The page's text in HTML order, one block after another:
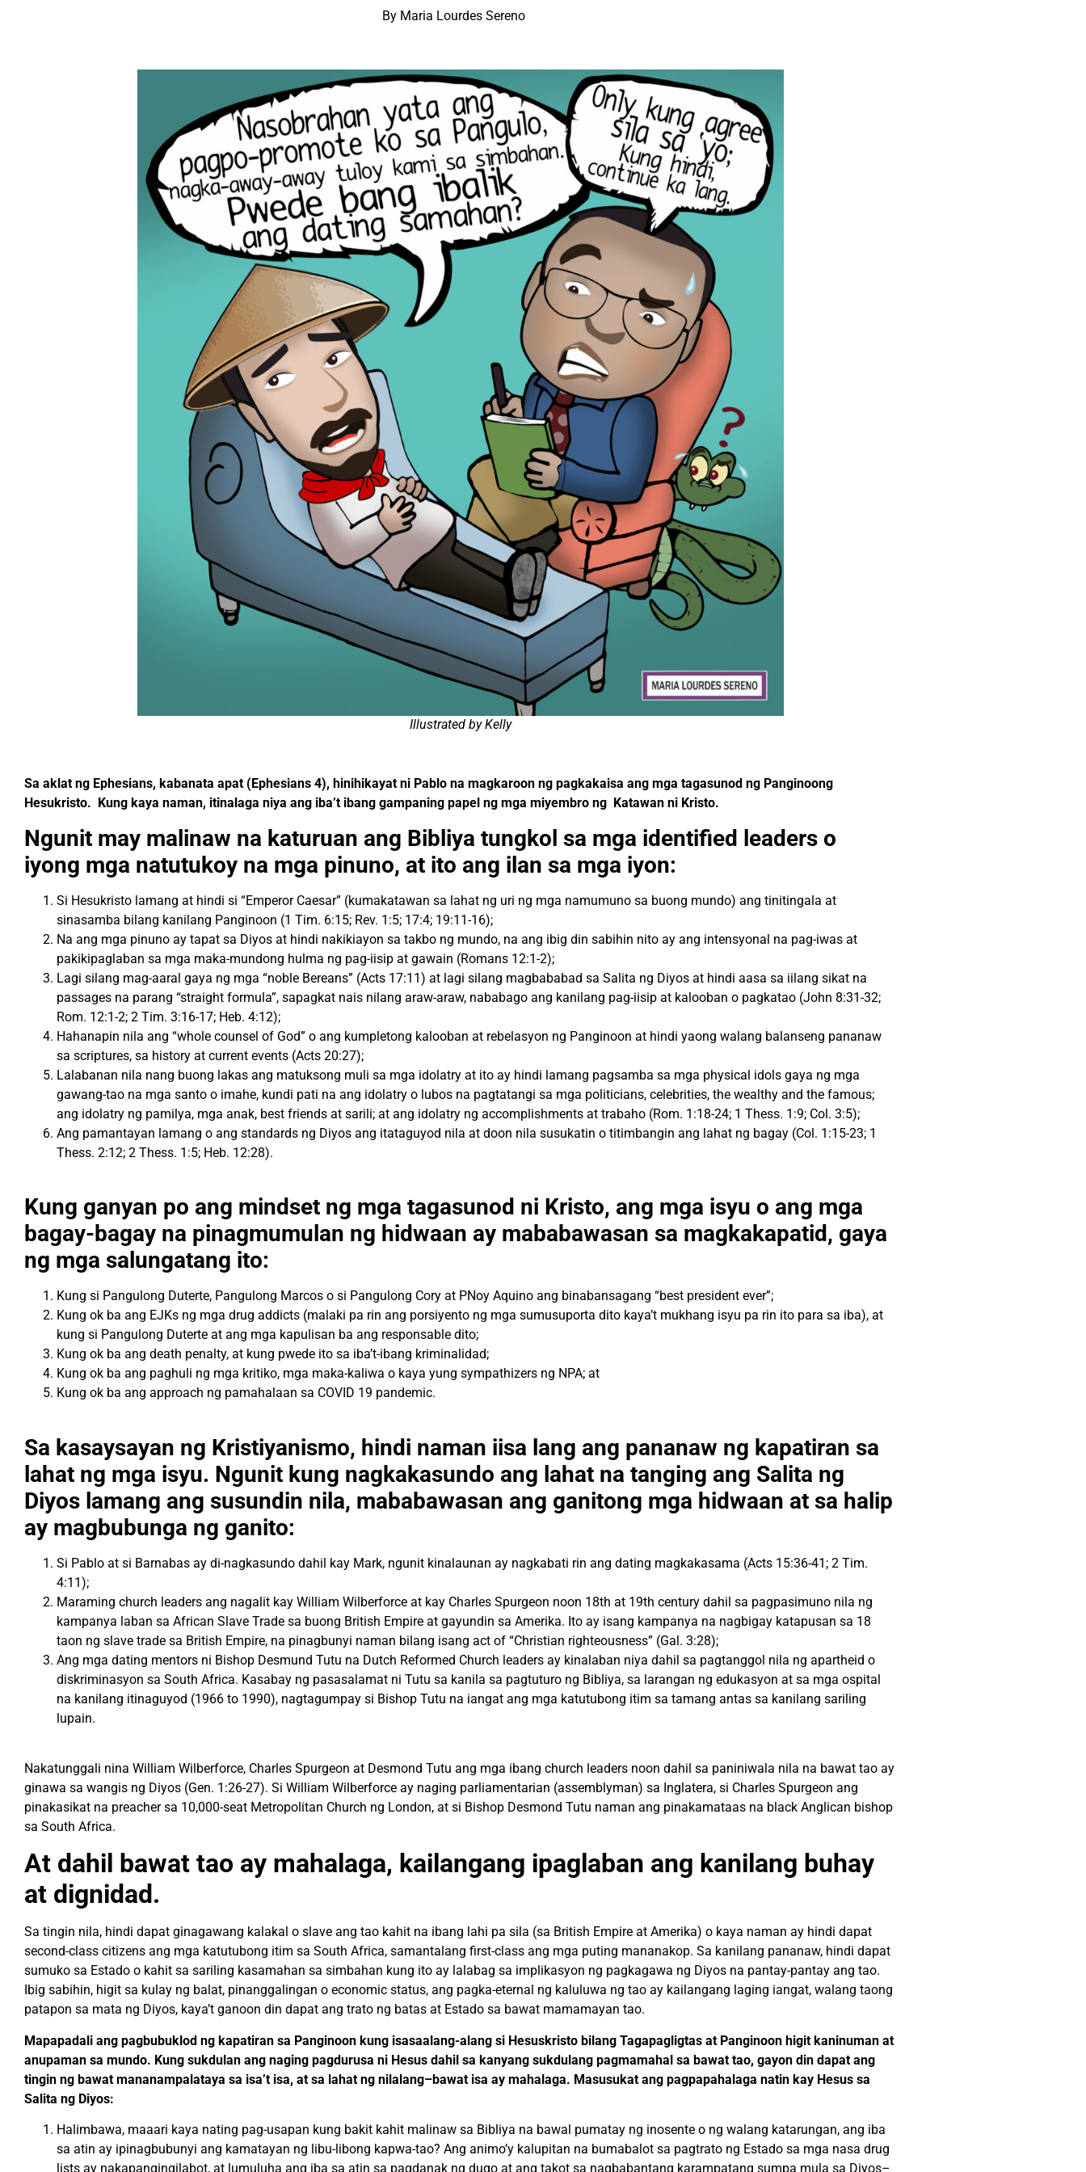
By Maria Lourdes Sereno
Illustrated by Kelly
Sa aklat ng Ephesians, kabanata apat (Ephesians 4), hinihikayat ni Pablo na magkaroon ng pagkakaisa ang mga tagasunod ng Panginoong
Hesukristo.
Kung kaya naman, itinalaga niya ang iba’t ibang gampaning papel ng mga miyembro ng Katawan ni Kristo.
Ngunit may malinaw na katuruan ang Bibliya tungkol sa mga identified leaders o
iyong mga natutukoy na mga pinuno, at ito ang ilan sa mga iyon:
Si Hesukristo lamang at hindi si “Emperor Caesar” (kumakatawan sa lahat ng uri ng mga namumuno sa buong mundo) ang tinitingala at
sinasamba bilang kanilang Panginoon (1 Tim. 6:15; Rev. 1:5; 17:4; 19:11-16);
Na ang mga pinuno ay tapat sa Diyos at hindi nakikiayon sa takbo ng mundo, na ang ibig din sabihin nito ay ang intensyonal na pag-iwas at
pakikipaglaban sa mga maka-mundong hulma ng pag-iisip at gawain (Romans 12:1-2);
Lagi silang mag-aaral gaya ng mga “noble Bereans” (Acts 17:11) at lagi silang magbababad sa Salita ng Diyos at hindi aasa sa iilang sikat na
passages na parang “straight formula”, sapagkat nais nilang araw-araw, nababago ang kanilang pag-iisip at kalooban o pagkatao (John 8:31-32;
Rom. 12:1-2; 2 Tim. 3:16-17; Heb. 4:12);
Hahanapin nila ang “whole counsel of God” o ang kumpletong kalooban at rebelasyon ng Panginoon at hindi yaong walang balanseng pananaw
sa scriptures, sa history at current events (Acts 20:27);
Lalabanan nila nang buong lakas ang matuksong muli sa mga idolatry at ito ay hindi lamang pagsamba sa mga physical idols gaya ng mga
gawang-tao na mga santo o imahe, kundi pati na ang idolatry o lubos na pagtatangi sa mga politicians, celebrities, the wealthy and the famous;
ang idolatry ng pamilya, mga anak, best friends at sarili; at ang idolatry ng accomplishments at trabaho (Rom. 1:18-24; 1 Thess. 1:9; Col. 3:5);
Ang pamantayan lamang o ang standards ng Diyos ang itataguyod nila at doon nila susukatin o titimbangin ang lahat ng bagay (Col. 1:15-23; 1
Thess. 2:12; 2 Thess. 1:5; Heb. 12:28).
Kung ganyan po ang mindset ng mga tagasunod ni Kristo, ang mga isyu o ang mga
bagay-bagay na pinagmumulan ng hidwaan ay mababawasan sa magkakapatid, gaya
ng mga salungatang ito:
Kung si Pangulong Duterte, Pangulong Marcos o si Pangulong Cory at PNoy Aquino ang binabansagang “best president ever”;
Kung ok ba ang EJKs ng mga drug addicts (malaki pa rin ang porsiyento ng mga sumusuporta dito kaya’t mukhang isyu pa rin ito para sa iba), at
kung si Pangulong Duterte at ang mga kapulisan ba ang responsable dito;
Kung ok ba ang death penalty, at kung pwede ito sa iba’t-ibang kriminalidad;
Kung ok ba ang paghuli ng mga kritiko, mga maka-kaliwa o kaya yung sympathizers ng NPA; at
Kung ok ba ang approach ng pamahalaan sa COVID 19 pandemic.
Sa kasaysayan ng Kristiyanismo, hindi naman iisa lang ang pananaw ng kapatiran sa
lahat ng mga isyu. Ngunit kung nagkakasundo ang lahat na tanging ang Salita ng
Diyos lamang ang susundin nila, mababawasan ang ganitong mga hidwaan at sa halip
ay magbubunga ng ganito:
Si Pablo at si Barnabas ay di-nagkasundo dahil kay Mark, ngunit kinalaunan ay nagkabati rin ang dating magkakasama (Acts 15:36-41; 2 Tim.
4:11);
Maraming church leaders ang nagalit kay William Wilberforce at kay Charles Spurgeon noon 18th at 19th century dahil sa pagpasimuno nila ng
kampanya laban sa African Slave Trade sa buong British Empire at gayundin sa Amerika. Ito ay isang kampanya na nagbigay katapusan sa 18
taon ng slave trade sa British Empire, na pinagbunyi naman bilang isang act of “Christian righteousness” (Gal. 3:28);
Ang mga dating mentors ni Bishop Desmund Tutu na Dutch Reformed Church leaders ay kinalaban niya dahil sa pagtanggol nila ng apartheid o
diskriminasyon sa South Africa. Kasabay ng pasasalamat ni Tutu sa kanila sa pagtuturo ng Bibliya, sa larangan ng edukasyon at sa mga ospital
na kanilang itinaguyod (1966 to 1990), nagtagumpay si Bishop Tutu na iangat ang mga katutubong itim sa tamang antas sa kanilang sariling
lupain.
Nakatunggali nina William Wilberforce, Charles Spurgeon at Desmond Tutu ang mga ibang church leaders noon dahil sa paniniwala nila na bawat tao ay
ginawa sa wangis ng Diyos (Gen. 1:26-27). Si William Wilberforce ay naging parliamentarian (assemblyman) sa Inglatera, si Charles Spurgeon ang
pinakasikat na preacher sa 10,000-seat Metropolitan Church ng London, at si Bishop Desmond Tutu naman ang pinakamataas na black Anglican bishop
sa South Africa.
At dahil bawat tao ay mahalaga, kailangang ipaglaban ang kanilang buhay
at dignidad.
Sa tingin nila, hindi dapat ginagawang kalakal o slave ang tao kahit na ibang lahi pa sila (sa British Empire at Amerika) o kaya naman ay hindi dapat
second-class citizens ang mga katutubong itim sa South Africa, samantalang first-class ang mga puting mananakop. Sa kanilang pananaw, hindi dapat
sumuko sa Estado o kahit sa sariling kasamahan sa simbahan kung ito ay lalabag sa implikasyon ng pagkagawa ng Diyos na pantay-pantay ang tao.
Ibig sabihin, higit sa kulay ng balat, pinanggalingan o economic status, ang pagka-eternal ng kaluluwa ng tao ay kailangang laging iangat, walang taong
patapon sa mata ng Diyos, kaya’t ganoon din dapat ang trato ng batas at Estado sa bawat mamamayan tao.
Mapapadali ang pagbubuklod ng kapatiran sa Panginoon kung isasaalang-alang si Hesuskristo bilang Tagapagligtas at Panginoon higit kaninuman at
anupaman sa mundo. Kung sukdulan ang naging pagdurusa ni Hesus dahil sa kanyang sukdulang pagmamahal sa bawat tao, gayon din dapat ang
tingin ng bawat mananampalataya sa isa’t isa, at sa lahat ng nilalang–bawat isa ay mahalaga. Masusukat ang pagpapahalaga natin kay Hesus sa
Salita ng Diyos:
Halimbawa, maaari kaya nating pag-usapan kung bakit kahit malinaw sa Bibliya na bawal pumatay ng inosente o ng walang katarungan, ang iba
sa atin ay ipinagbubunyi ang kamatayan ng libu-libong kapwa-tao? Ang animo’y kalupitan na bumabalot sa pagtrato ng Estado sa mga nasa drug
lists ay nakapangingilabot, at lumuluha ang iba sa atin sa pagdanak ng dugo at ang takot sa nagbabantang karampatang sumpa mula sa Diyos–